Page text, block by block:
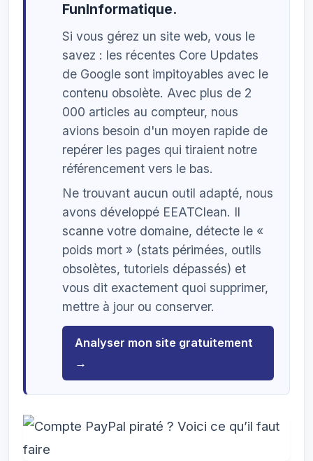
FunInformatique.
Si vous gérez un site web, vous le
savez : les récentes Core Updates
de Google sont impitoyables avec le
contenu obsolète. Avec plus de 2
000 articles au compteur, nous
avions besoin d'un moyen rapide de
repérer les pages qui tiraient notre
référencement vers le bas.
Ne trouvant aucun outil adapté, nous
avons développé EEATClean. Il
scanne votre domaine, détecte le «
poids mort » (stats périmées, outils
obsolètes, tutoriels dépassés) et
vous dit exactement quoi supprimer,
mettre à jour ou conserver.
Analyser mon site gratuitement
→